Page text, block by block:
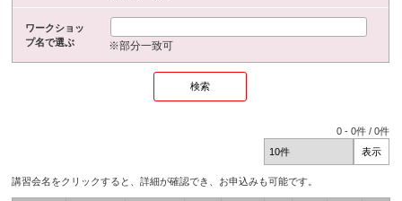
ワークショッ
プ名で選ぶ
※部分一致可
0 -0件 /0件
講習会名をクリックすると、詳細が確認でき、お申込みも可能です。